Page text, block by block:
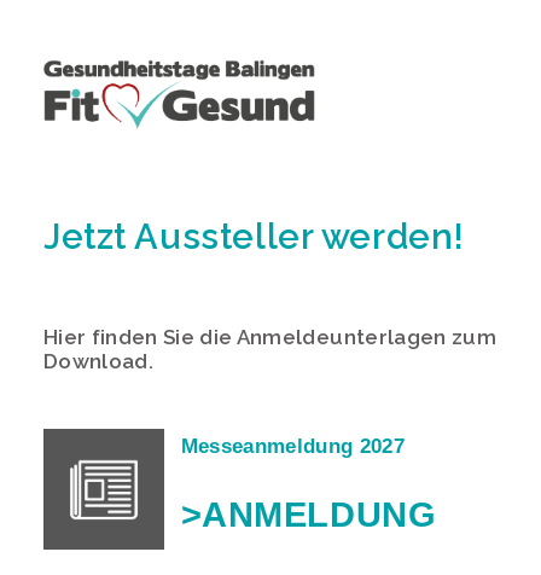
Jetzt Aussteller werden!
Hier finden Sie die Anmeldeunterlagen zum
Download.
Messeanmeldung 2027
>ANMELDUNG